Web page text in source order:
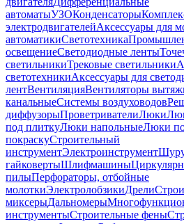
автоматыУЗОКонденсаторы
электродвигателейАксессуары для
автоматикиСветотехника
освещениеСветодиодные ленты
светильникиТрековые светильники
светотехникиАксессуары для
лентВентиляцияВентиляторы
канальныеСистемы воздуховодов
диффузорыПроветривателиЛюки
под плиткуЛюки напольныеЛюки
покраскуСтроительный
инструментЭлектроинструмент
гайковертыШлифмашины
пилыПерфораторы, отбойные
молоткиЭлектролобзикиДрели
миксерыДальномеры
инструментыСтроительные фены